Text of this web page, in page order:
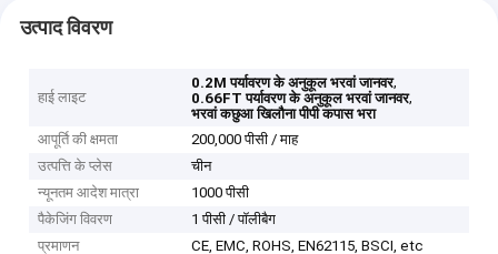
उत्पाद विवरण
हाई लाइट
0.2M पर्यावरण के अनुकूल भरवां जानवर,
0.66FT पर्यावरण के अनुकूल भरवां जानवर,
भरवां कछुआ खिलौना पीपी कपास भरा
आपूर्ति की क्षमता
200,000 पीसी / माह
उत्पत्ति के प्लेस
चीन
न्यूनतम आदेश मात्रा
1000 पीसी
पैकेजिंग विवरण
1 पीसी / पॉलीबैग
प्रमाणन
CE, EMC, ROHS, EN62115, BSCI, etc